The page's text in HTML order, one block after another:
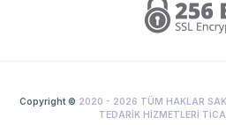
Copyright © 2020 - 2026 TÜM HAKLAR
TEDARİK HİZMETLERİ